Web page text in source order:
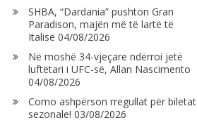
SHBA, “Dardania” pushton Gran
Paradison, majën më të lartë të
Italisë 04/08/2026
Në moshë 34-vjeçare ndërroi jetë
luftëtari i UFC-së, Allan Nascimento
04/08/2026
Como ashpërson rregullat për biletat
sezonale! 03/08/2026